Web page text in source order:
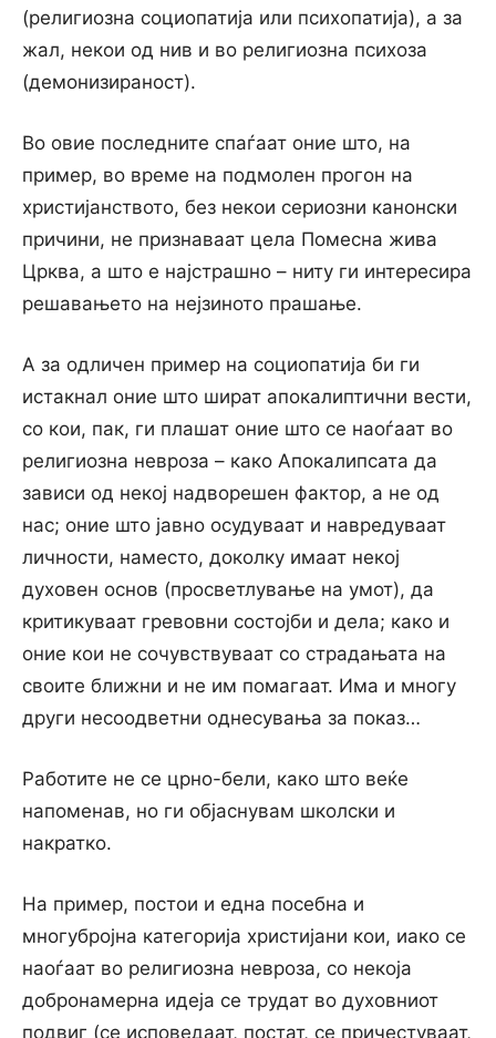
(религиозна социопатија или психопатија), а за
жал, некои од нив и во религиозна психоза
(демонизираност).
Во овие последните спаѓаат оние што, на
пример, во време на подмолен прогон на
христијанството, без некои сериозни канонски
причини, не признаваат цела Помесна жива
Црква, а што е најстрашно – ниту ги интересира
решавањето на нејзиното прашање.
А за одличен пример на социопатија би ги
истакнал оние што шират апокалиптични вести,
со кои, пак, ги плашат оние што се наоѓаат во
религиозна невроза – како Апокалипсата да
зависи од некој надворешен фактор, а не од
нас; оние што јавно осудуваат и навредуваат
личности, наместо, доколку имаат некој
духовен основ (просветлување на умот), да
критикуваат гревовни состојби и дела; како и
оние кои не сочувствуваат со страдањата на
своите ближни и не им помагаат. Има и многу
други несоодветни однесувања за показ…
Работите не се црно-бели, како што веќе
напоменав, но ги објаснувам школски и
накратко.
На пример, постои и една посебна и
многубројна категорија христијани кои, иако се
наоѓаат во религиозна невроза, со некоја
добронамерна идеја се трудат во духовниот
подвиг (се исповедаат, постат, се причестуваат,